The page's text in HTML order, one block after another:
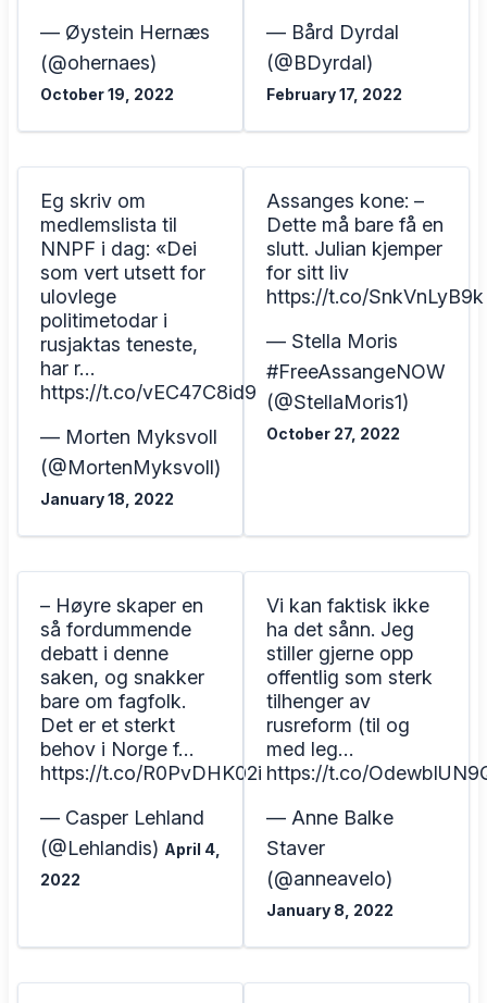
— Øystein Hernæs
(@ohernaes)
October 19, 2022
— Bård Dyrdal
(@BDyrdal)
February 17, 2022
Eg skriv om
medlemslista til
NNPF i dag: «Dei
som vert utsett for
ulovlege
politimetodar i
rusjaktas teneste,
har r…
https://t.co/vEC47C8id9
— Morten Myksvoll
(@MortenMyksvoll)
January 18, 2022
Assanges kone: –
Dette må bare få en
slutt. Julian kjemper
for sitt liv
https://t.co/SnkVnLyB9k
— Stella Moris
#FreeAssangeNOW
(@StellaMoris1)
October 27, 2022
– Høyre skaper en
så fordummende
debatt i denne
saken, og snakker
bare om fagfolk.
Det er et sterkt
behov i Norge f…
https://t.co/R0PvDHK02i
— Casper Lehland
(@Lehlandis) April 4,
2022
Vi kan faktisk ikke
ha det sånn. Jeg
stiller gjerne opp
offentlig som sterk
tilhenger av
rusreform (til og
med leg…
https://t.co/
— Anne Balke
Staver
(@anneavelo)
January 8, 2022